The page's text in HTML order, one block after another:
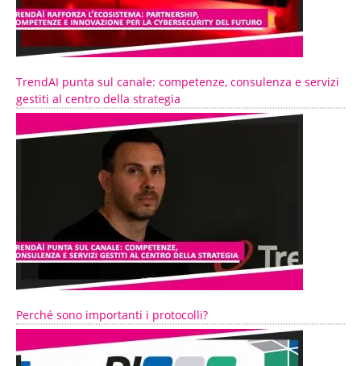
TrendAI punta sul canale: competenze, consulenza e servizi
gestiti al centro della strategia
Perché sono importanti i protocolli?